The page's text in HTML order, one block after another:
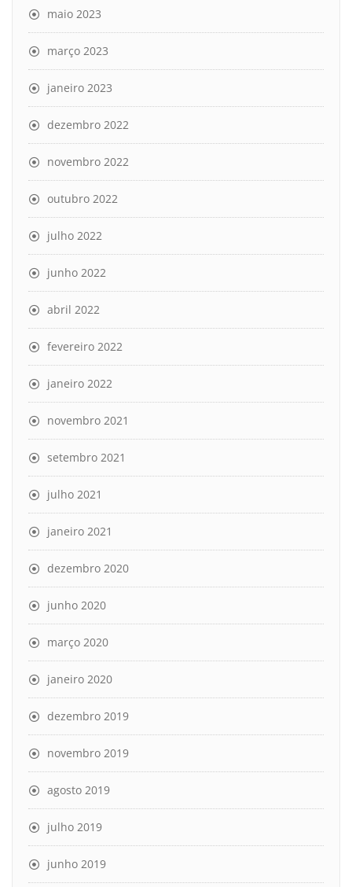
maio 2023
março 2023
janeiro 2023
dezembro 2022
novembro 2022
outubro 2022
julho 2022
junho 2022
abril 2022
fevereiro 2022
janeiro 2022
novembro 2021
setembro 2021
julho 2021
janeiro 2021
dezembro 2020
junho 2020
março 2020
janeiro 2020
dezembro 2019
novembro 2019
agosto 2019
julho 2019
junho 2019